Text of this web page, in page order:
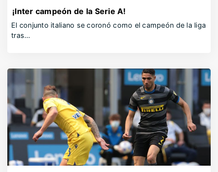
¡Inter campeón de la Serie A!
El conjunto italiano se coronó como el campeón de la liga
tras…